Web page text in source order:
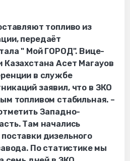
топливо из
передаёт
" Мой ГОРОД". Вице-
Казахстана Асет Магауов
в службе
заявил, что в ЗКО
топливом стабильная. –
Западно-
Там начались
дизельного
По статистике мы